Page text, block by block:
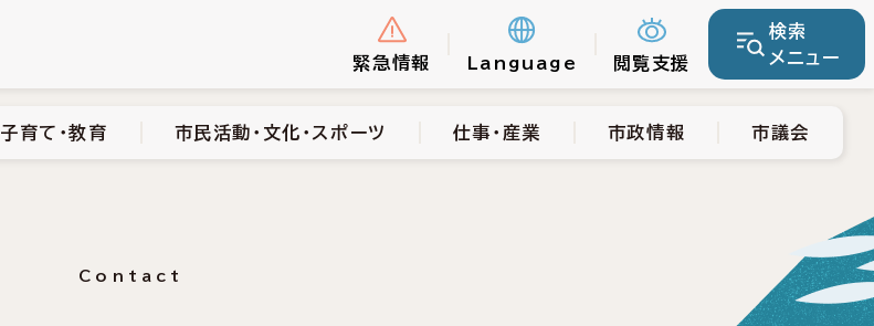
緊急情報 Language 閲覧支援
検索
メニュー
市民活動・文化・スポーツ 市政情報 市議会
子育て・教育 市民活動・文化・スポーツ 仕事・産業 市政情報 市議会
Contact